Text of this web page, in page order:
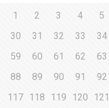
1 2 3 4 5
30
31 32 33 34
59
60 61 62 63
88
89 90 91 92
117 118 119 120 121